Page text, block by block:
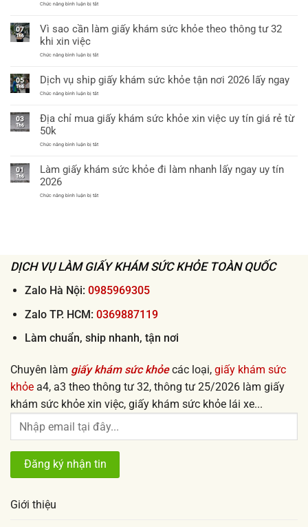
Nội
khám
Chức năng bình luận bị tắtở
khám
sức
việc
32
bệnh
viện
uy
tín
07
Th6
Vì sao cần làm giấy khám sức khỏe theo thông tư 32
khi xin việc
Chức năng bình luận bị tắtở
cần
làm
giấy
khỏe
theo
32
việc
05
Th6
Dịch vụ ship giấy khám sức khỏe tận nơi 2026 lấy ngay
Chức năng bình luận bị tắtở
ship
giấy
khỏe
2026
03
Th6
Địa chỉ mua giấy khám sức khỏe xin việc uy tín giá rẻ từ
50k
Chức năng bình luận bị tắtở
mua
giấy
khỏe
01
Th6
Làm giấy khám sức khỏe đi làm nhanh lấy ngay uy tín
2026
Chức năng bình luận bị tắtở
lấy
ngay
tín
2026
DỊCH VỤ LÀM GIẤY KHÁM SỨC KHỎE TOÀN QUỐC
Zalo Hà Nội: 0985969305
Zalo TP. HCM: 0369887119
Làm chuẩn, ship nhanh, tận nơi
Chuyên làm giấy khám sức khỏecác loại, giấy khám sức
khỏe a4, a3 theo thông tư 32, thông tư 25/2026 làm giấy
khám sức khỏe xin việc, giấy khám sức khỏe lái xe...
Giới thiệu